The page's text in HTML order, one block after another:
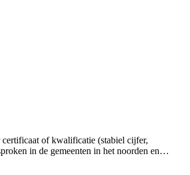
of kwalificatie (stabiel cijfer,
in de gemeenten in het noorden en
inschrijvingen 2027-2028, in plaats van een